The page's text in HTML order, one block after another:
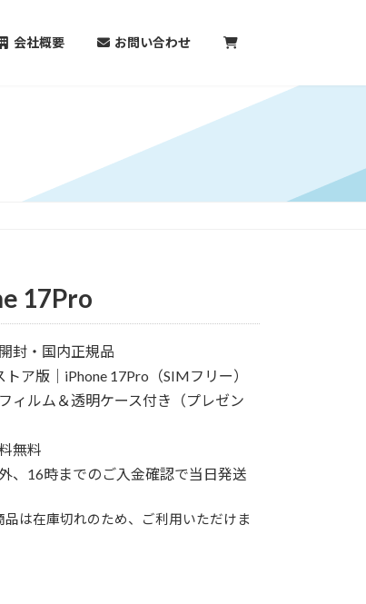
会社概要 お問い合わせ
17Pro
封・国内正規品
ア版｜iPhone 17Pro（SIMフリー）
ィルム＆透明ケース付き（プレゼン
無料
、16時までのご入金確認で当日発送
品は在庫切れのため、ご利用いただけま